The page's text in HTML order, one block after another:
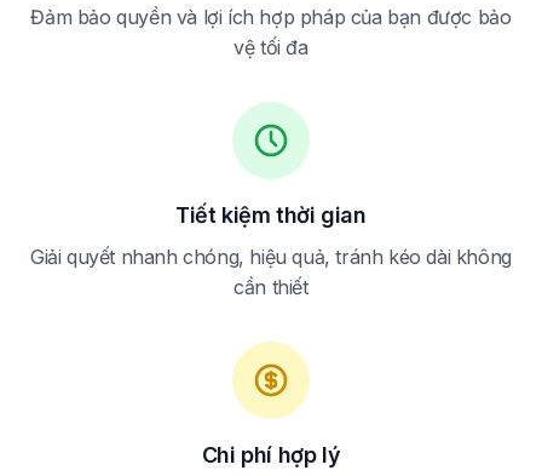
Đảm bảo quyền và lợi ích hợp pháp của bạn được bảo
vệ tối đa
Tiết kiệm thời gian
Giải quyết nhanh chóng, hiệu quả, tránh kéo dài không
cần thiết
Chi phí hợp lý